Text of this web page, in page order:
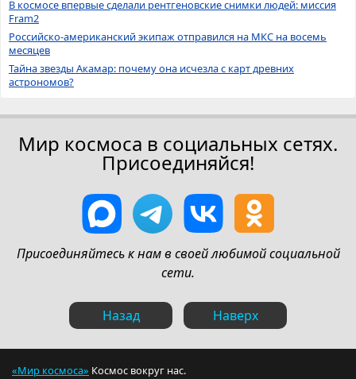
В космосе впервые сделали рентгеновские снимки людей: миссия
Fram2
Российско-американский экипаж отправился на МКС на восемь
месяцев
Тайна звезды Акамар: почему она исчезла с карт древних
астрономов?
Мир космоса в социальных сетях.
Присоединяйся!
Присоединяйтесь к нам в своей любимой социальной
сети.
Назад Наверх
«Мир космоса» Космос вокруг нас.